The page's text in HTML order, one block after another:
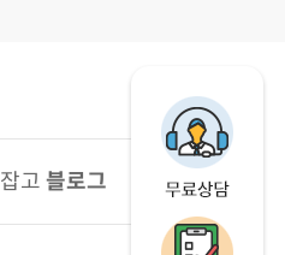
잡고 블로그